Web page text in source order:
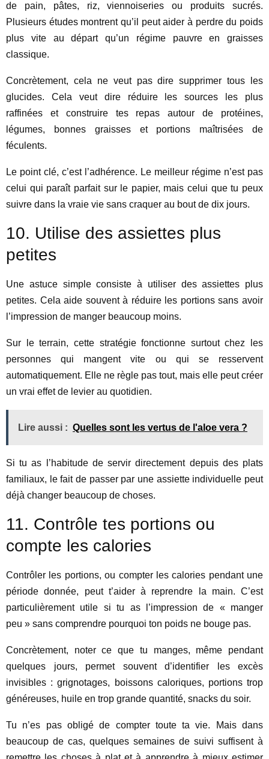
de pain, pâtes, riz, viennoiseries ou produits sucrés.
Plusieurs études montrent qu’il peut aider à perdre du poids
plus vite au départ qu’un régime pauvre en graisses
classique.
Concrètement, cela ne veut pas dire supprimer tous les
glucides. Cela veut dire réduire les sources les plus
raffinées et construire tes repas autour de protéines,
légumes, bonnes graisses et portions maîtrisées de
féculents.
Le point clé, c’est l’adhérence. Le meilleur régime n’est pas
celui qui paraît parfait sur le papier, mais celui que tu peux
suivre dans la vraie vie sans craquer au bout de dix jours.
10. Utilise des assiettes plus
petites
Une astuce simple consiste à utiliser des assiettes plus
petites. Cela aide souvent à réduire les portions sans avoir
l’impression de manger beaucoup moins.
Sur le terrain, cette stratégie fonctionne surtout chez les
personnes qui mangent vite ou qui se resservent
automatiquement. Elle ne règle pas tout, mais elle peut créer
un vrai effet de levier au quotidien.
Lire aussi : Quelles sont les vertus de l'aloe vera ?
Si tu as l’habitude de servir directement depuis des plats
familiaux, le fait de passer par une assiette individuelle peut
déjà changer beaucoup de choses.
11. Contrôle tes portions ou
compte les calories
Contrôler les portions, ou compter les calories pendant une
période donnée, peut t’aider à reprendre la main. C’est
particulièrement utile si tu as l’impression de « manger
peu » sans comprendre pourquoi ton poids ne bouge pas.
Concrètement, noter ce que tu manges, même pendant
quelques jours, permet souvent d’identifier les excès
invisibles : grignotages, boissons caloriques, portions trop
généreuses, huile en trop grande quantité, snacks du soir.
Tu n’es pas obligé de compter toute ta vie. Mais dans
beaucoup de cas, quelques semaines de suivi suffisent à